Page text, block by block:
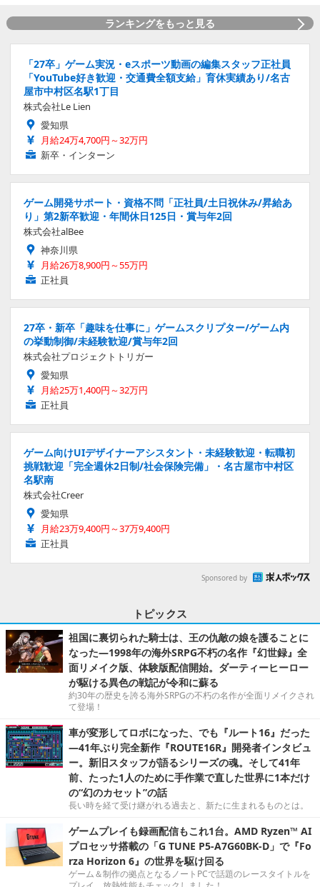
ランキングをもっと見る
「27卒」ゲーム実況・eスポーツ動画の編集スタッフ正社員
「YouTube好き歓迎・交通費全額支給」育休実績あり/名古
屋市中村区名駅1丁目
株式会社Le Lien
愛知県
月給24万4,700円～32万円
新卒・インターン
ゲーム開発サポート・資格不問「正社員/土日祝休み/昇給あ
り」第2新卒歓迎・年間休日125日・賞与年2回
株式会社alBee
神奈川県
月給26万8,900円～55万円
正社員
27卒・新卒「趣味を仕事に」ゲームスクリプター/ゲーム内
の挙動制御/未経験歓迎/賞与年2回
株式会社プロジェクトトリガー
愛知県
月給25万1,400円～32万円
正社員
ゲーム向けUIデザイナーアシスタント・未経験歓迎・転職初
挑戦歓迎「完全週休2日制/社会保険完備」・名古屋市中村区
名駅南
株式会社Creer
愛知県
月給23万9,400円～37万9,400円
正社員
Sponsored by
トピックス
祖国に裏切られた騎士は、王の仇敵の娘を護ることに
なった―1998年の海外SRPG不朽の名作『幻世録』全
面リメイク版、体験版配信開始。ダーティーヒーロー
が駆ける異色の戦記が令和に蘇る
約30年の歴史を誇る海外SRPGの不朽の名作が全面リメイクされ
て登場！
車が変形してロボになった、でも『ルート16』だった
―41年ぶり完全新作『ROUTE16R』開発者インタビュ
ー。新旧スタッフが語るシリーズの魂。そして41年
前、たった1人のために手作業で直した世界に1本だけ
の“幻のカセット”の話
長い時を経て受け継がれる過去と、新たに生まれるものとは。
ゲームプレイも録画配信もこれ1台。AMD Ryzen™ AI
プロセッサ搭載の「G TUNE P5-A7G60BK-D」で『Fo
rza Horizon 6』の世界を駆け回る
ゲーム＆制作の拠点となるノートPCで話題のレースタイトルを